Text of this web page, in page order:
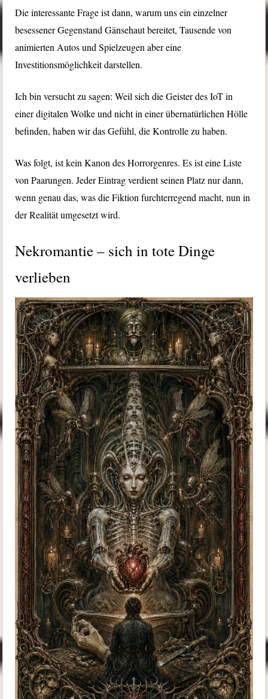
Die interessante Frage ist dann, warum uns ein einzelner
besessener Gegenstand Gänsehaut bereitet, Tausende von
animierten Autos und Spielzeugen aber eine
Investitionsmöglichkeit darstellen.
Ich bin versucht zu sagen: Weil sich die Geister des IoT in
einer digitalen Wolke und nicht in einer übernatürlichen Hölle
befinden, haben wir das Gefühl, die Kontrolle zu haben.
Was folgt, ist kein Kanon des Horrorgenres. Es ist eine Liste
von Paarungen. Jeder Eintrag verdient seinen Platz nur dann,
wenn genau das, was die Fiktion furchterregend macht, nun in
der Realität umgesetzt wird.
Nekromantie – sich in tote Dinge
verlieben